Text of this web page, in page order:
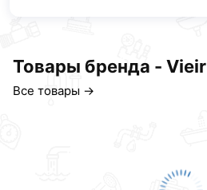
Товары бренда - Vieir
Все товары →